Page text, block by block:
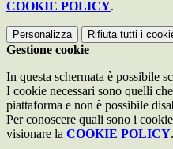
COOKIE POLICY.
Personalizza Rifiuta tutti i
Gestione cookie
In questa schermata è possibile
I cookie necessari sono quelli
piattaforma e non è possibile
Per conoscere quali sono i
visionare la COOKIE POLICY.